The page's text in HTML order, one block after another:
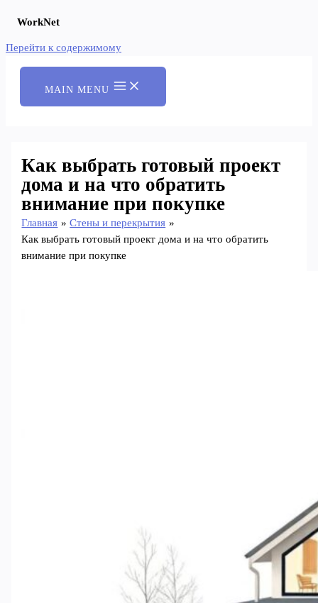
WorkNet
Перейти к содержимому
MAIN MENU
Как выбрать готовый проект
дома и на что обратить
внимание при покупке
Главная
Стены и перекрытия
Как выбрать готовый проект дома и на что обратить
внимание при покупке